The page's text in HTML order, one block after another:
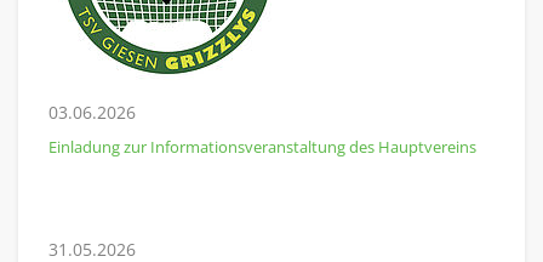
03.06.2026
Einladung zur Informationsveranstaltung des Hauptvereins
31.05.2026